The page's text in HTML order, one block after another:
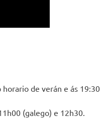
horario de verán e ás 19:30
(galego) e 12h30.